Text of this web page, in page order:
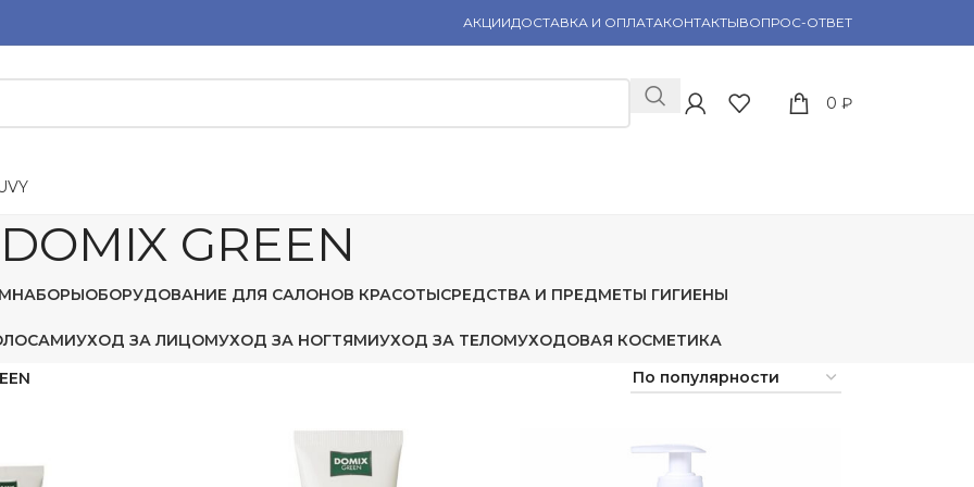
АКЦИИДОСТАВКА И ОПЛАТАКОНТАКТЫВОПРОС-ОТВЕТ
0 ₽
VY
DOMIX GREEN
НАБОРЫОБОРУДОВАНИЕ ДЛЯ САЛОНОВ КРАСОТЫСРЕДСТВА И ПРЕДМЕТЫ ГИГИЕНЫ
УХОД ЗА ЛИЦОМУХОД ЗА НОГТЯМИУХОД ЗА ТЕЛОМУХОДОВАЯ КОСМЕТИКА